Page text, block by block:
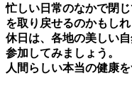
忙しい⽇常のなかで閉
を取り戻せるのかもしれ
休⽇は、各地の美しい
参加してみましょう。
⼈間らしい本当の健康